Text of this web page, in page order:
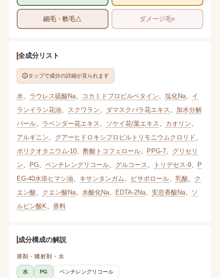
細毛・軟毛△ ダメージ毛×
全成分リスト
タップで成分の詳細が見られます
水 ラウレス硫酸Na、 コカミドプロピルベタイン 塩化Na、 イ
ランイラン花油
スクワラン ダマスクバラ花エキス
加水分解
パール、 ラベンダー花エキス ソケイ花/葉エキス カオリン
アルギニン
グアーヒドロキシプロピルトリモニウムクロリド
ポリクオタニウム-10、 酢酸トコフェロール、 PPG-7、 グリセリ
ン
PG、 ペンチレングリコール、 グルコース トリデセス-9、 P
EG-40水添ヒマシ油
キサンタンガム ビサボロール、 乳酸
ク
エン酸
クエン酸Na、 水酸化Na、 EDTA-2Na、 安息香酸Na、
ソ
ルビン酸K
香料
成分構成の解説
溶剤・噴射剤・水
水 PG
ペンチレングリコール